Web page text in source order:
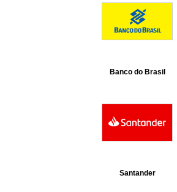
Banco do Brasil
Santander